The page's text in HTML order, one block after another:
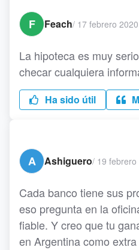
F
Feach/ 17 febrero 2020
La hipoteca es muy
checar cualquiera
Ha sido útil
A
Ashiguero/ 19 febrero
Cada banco tiene sus
eso pregunta en la
fiable. Y creo que tu
en Argentina como